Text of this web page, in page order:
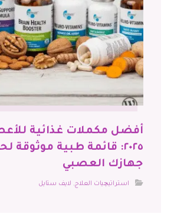
أفضل مكملات غذائية
٢٠٢٥: قائمة طبية موثوقة
جهازك العصبي
استراتيچيات العلاج, لايف ستايل